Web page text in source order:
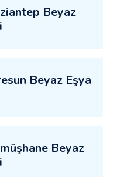
Beyaz
Beyaz Eşya
Beyaz